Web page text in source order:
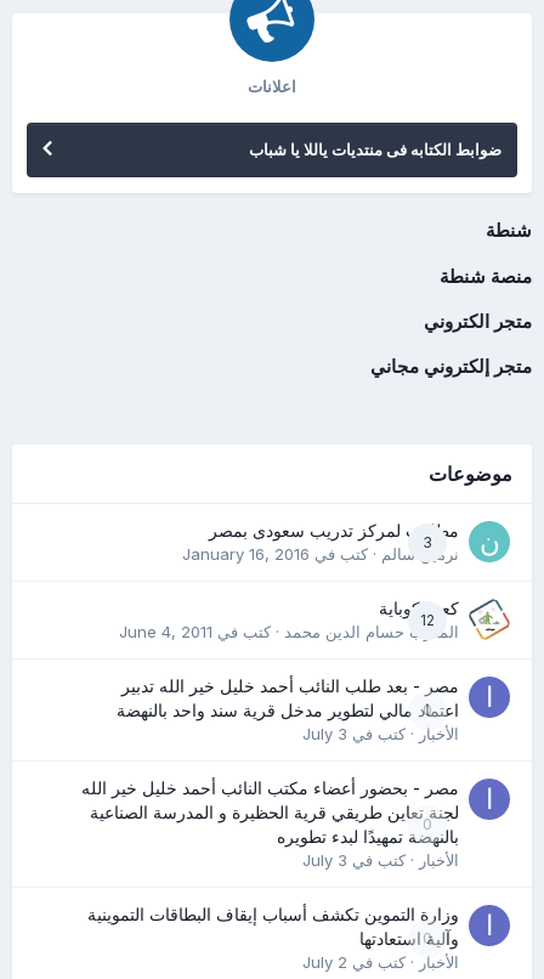
اعلانات
ضوابط الكتابه فى منتديات ياللا يا شباب
شنطة
منصة شنطة
متجر الكتروني
متجر إلكتروني مجاني
موضوعات
3
مطلوب لمركز تدريب سعودى بمصر
نرمين سالم· كتب في January 16, 2016
12
كعب كوباية
المدرب حسام الدين محمد· كتب في June 4, 2011
0
مصر - بعد طلب النائب أحمد خليل خير الله تدبير
اعتماد مالي لتطوير مدخل قرية سند واحد بالنهضة
الأخبار· كتب في July 3
0
مصر - بحضور أعضاء مكتب النائب أحمد خليل خير الله
لجنة تعاين طريقي قرية الحظيرة و المدرسة الصناعية
بالنهضة تمهيدًا لبدء تطويره
الأخبار· كتب في July 3
0
وزارة التموين تكشف أسباب إيقاف البطاقات التموينية
وآلية استعادتها
الأخبار· كتب في July 2